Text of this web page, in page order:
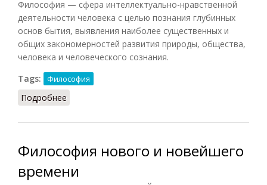
Философия — сфера интеллектуально-нравственной
деятельности человека с целью познания глубинных
основ бытия, выявления наиболее существенных и
общих закономерностей развития природы, общества,
человека и человеческого сознания.
Tags:
Философия
Подробнее
Философия нового и новейшего
времени